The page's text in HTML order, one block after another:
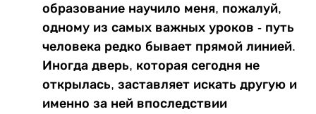
образование научило меня, пожалуй,
одному из самых важных уроков - путь
человека редко бывает прямой линией.
Иногда дверь, которая сегодня не
открылась, заставляет искать другую и
именно за ней впоследствии